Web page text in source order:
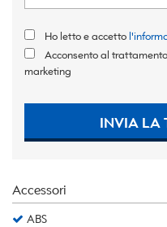
Ho letto e accetto
Acconsento al
marketing
INVIA LA
Accessori
ABS